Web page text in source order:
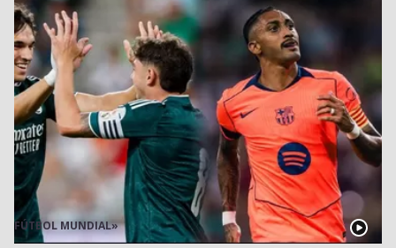
FÚTBOL MUNDIAL»